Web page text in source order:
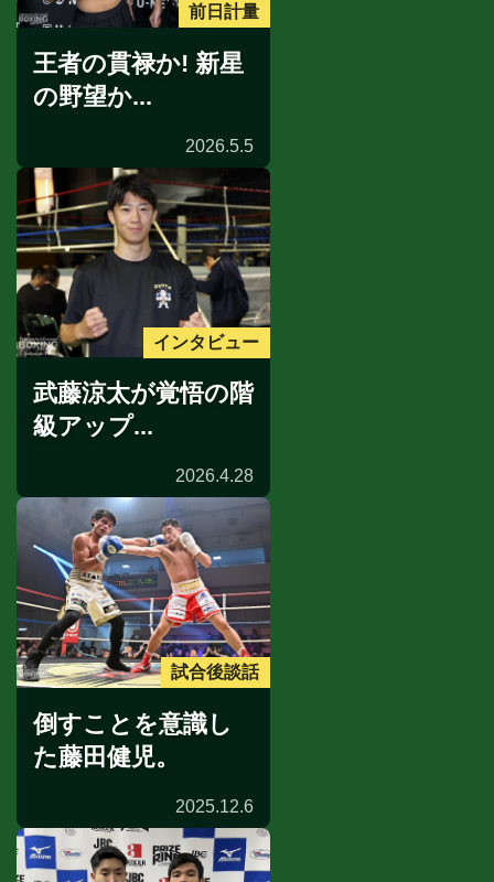
前日計量
王者の貫禄か! 新星
の野望か...
2026.5.5
インタビュー
武藤涼太が覚悟の階
級アップ...
2026.4.28
試合後談話
倒すことを意識し
た藤田健児。
2025.12.6